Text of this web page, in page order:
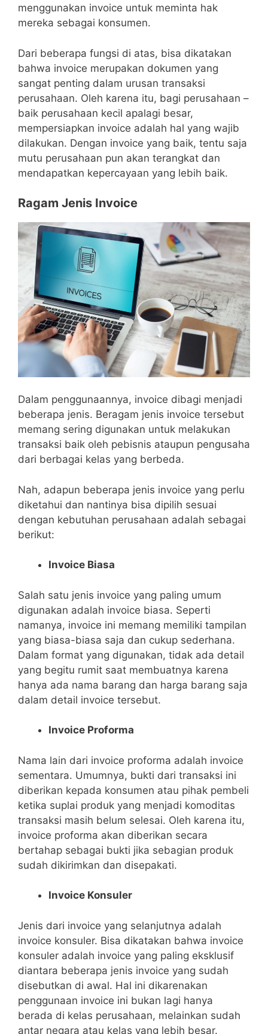
menggunakan invoice untuk meminta hak
mereka sebagai konsumen.
Dari beberapa fungsi di atas, bisa dikatakan
bahwa invoice merupakan dokumen yang
sangat penting dalam urusan transaksi
perusahaan. Oleh karena itu, bagi perusahaan –
baik perusahaan kecil apalagi besar,
mempersiapkan invoice adalah hal yang wajib
dilakukan. Dengan invoice yang baik, tentu saja
mutu perusahaan pun akan terangkat dan
mendapatkan kepercayaan yang lebih baik.
Ragam Jenis Invoice
Dalam penggunaannya, invoice dibagi menjadi
beberapa jenis. Beragam jenis invoice tersebut
memang sering digunakan untuk melakukan
transaksi baik oleh pebisnis ataupun pengusaha
dari berbagai kelas yang berbeda.
Nah, adapun beberapa jenis invoice yang perlu
diketahui dan nantinya bisa dipilih sesuai
dengan kebutuhan perusahaan adalah sebagai
berikut:
Invoice Biasa
Salah satu jenis invoice yang paling umum
digunakan adalah invoice biasa. Seperti
namanya, invoice ini memang memiliki tampilan
yang biasa-biasa saja dan cukup sederhana.
Dalam format yang digunakan, tidak ada detail
yang begitu rumit saat membuatnya karena
hanya ada nama barang dan harga barang saja
dalam detail invoice tersebut.
Invoice Proforma
Nama lain dari invoice proforma adalah invoice
sementara. Umumnya, bukti dari transaksi ini
diberikan kepada konsumen atau pihak pembeli
ketika suplai produk yang menjadi komoditas
transaksi masih belum selesai. Oleh karena itu,
invoice proforma akan diberikan secara
bertahap sebagai bukti jika sebagian produk
sudah dikirimkan dan disepakati.
Invoice Konsuler
Jenis dari invoice yang selanjutnya adalah
invoice konsuler. Bisa dikatakan bahwa invoice
konsuler adalah invoice yang paling eksklusif
diantara beberapa jenis invoice yang sudah
disebutkan di awal. Hal ini dikarenakan
penggunaan invoice ini bukan lagi hanya
berada di kelas perusahaan, melainkan sudah
antar negara atau kelas yang lebih besar.